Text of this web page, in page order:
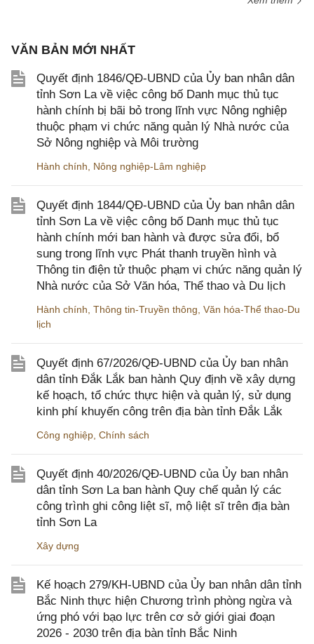
VĂN BẢN MỚI NHẤT
Quyết định 1846/QĐ-UBND của Ủy ban nhân dân
tỉnh Sơn La về việc công bố Danh mục thủ tục
hành chính bị bãi bỏ trong lĩnh vực Nông nghiệp
thuộc phạm vi chức năng quản lý Nhà nước của
Sở Nông nghiệp và Môi trường
Hành chính Nông nghiệp-Lâm nghiệp
Quyết định 1844/QĐ-UBND của Ủy ban nhân dân
tỉnh Sơn La về việc công bố Danh mục thủ tục
hành chính mới ban hành và được sửa đổi, bổ
sung trong lĩnh vực Phát thanh truyền hình và
Thông tin điện tử thuộc phạm vi chức năng quản lý
Nhà nước của Sở Văn hóa, Thể thao và Du lịch
Hành chính Thông tin-Truyền thông Văn hóa-Thể thao-Du
lịch
Quyết định 67/2026/QĐ-UBND của Ủy ban nhân
dân tỉnh Đắk Lắk ban hành Quy định về xây dựng
kế hoạch, tổ chức thực hiện và quản lý, sử dụng
kinh phí khuyến công trên địa bàn tỉnh Đắk Lắk
Công nghiệp Chính sách
Quyết định 40/2026/QĐ-UBND của Ủy ban nhân
dân tỉnh Sơn La ban hành Quy chế quản lý các
công trình ghi công liệt sĩ, mộ liệt sĩ trên địa bàn
tỉnh Sơn La
Xây dựng
Kế hoạch 279/KH-UBND của Ủy ban nhân dân tỉnh
Bắc Ninh thực hiện Chương trình phòng ngừa và
ứng phó với bạo lực trên cơ sở giới giai đoạn
2026 - 2030 trên địa bàn tỉnh Bắc Ninh